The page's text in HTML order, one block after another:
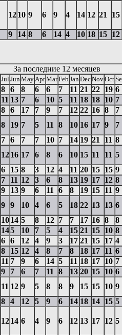
1210 9 6 9 4 14 12 21 15
9 14 8 6 14 4 10 18 15 12
За последние 12 месяцев
Jul Jun May AprMarFeb Jan DecNovOct
8 6 8 6 6 7 11 21 22 19 6
11 13 7 6 10 5 11 18 18 10 7
8 6 17 7 9 7 12 22 16 8
7
8 19 7 5 11 8 10 16 17 9
7
7 6 7 7 10 7 14 19 21 11 8
1216 17 6 8 6 10 15 11 11 5
6 15 8 3 12 4 11 20 15 15 9
7 11 12 3 6 8 13 19 17 12 8
9 13 9 6 11 6 8 19 15 11 9
9 9 10 4 6 5 18 22 13 13 6
1014 5 8 12 7 7 17 16 8
8
145 10 7 5 4 15 21 15 10 8
6 6 12 4 9 3 17 21 15 17 4
8 15 12 4 8 7 8 18 17 11 6
11 7 9 6 14 5 11 18 17 10 7
9 7 6 7 11 8 13 20 15 10 6
11 12 9 5 8 8 9 15 15 10 9
8 4 12 5 9 6 14 18 14 15 5
1214 6 4 9 6 12 13 17 12 5